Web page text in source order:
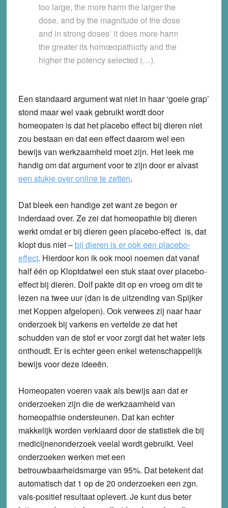
too large, the more harm the larger the
dose, and by the magnitude of the dose
and in strong doses’ it does more harm
the greater its homœopathicity and the
higher the potency selected (…).
Een standaard argument wat niet in haar ‘goeie grap’
stond maar wel vaak gebruikt wordt door
homeopaten is dat het placebo effect bij dieren niet
zou bestaan en dat een effect daarom wel een
bewijs van werkzaamheid moet zijn. Het leek me
handig om dat argument voor te zijn door er alvast
een stukje over online te zetten.
Dat bleek een handige zet want ze begon er
inderdaad over. Ze zei dat homeopathie bij dieren
werkt omdat er bij dieren geen placebo-effect is, dat
klopt dus niet – bij dieren is er ook een placebo-
effect. Hierdoor kon ik ook mooi noemen dat vanaf
half één op Kloptdatwel een stuk staat over placebo-
effect bij dieren. Dolf pakte dit op en vroeg om dit te
lezen na twee uur (dan is de uitzending van Spijker
met Koppen afgelopen). Ook verwees zij naar haar
onderzoek bij varkens en vertelde ze dat het
schudden van de stof er voor zorgt dat het water iets
onthoudt. Er is echter geen enkel wetenschappelijk
bewijs voor deze ideeën.
Homeopaten voeren vaak als bewijs aan dat er
onderzoeken zijn die de werkzaamheid van
homeopathie ondersteunen. Dat kan echter
makkelijk worden verklaard door de statistiek die bij
medicijnenonderzoek veelal wordt gebruikt. Veel
onderzoeken werken met een
betrouwbaarheidsmarge van 95%. Dat betekent dat
automatisch dat 1 op de 20 onderzoeken een zgn.
vals-positief resultaat oplevert. Je kunt dus beter